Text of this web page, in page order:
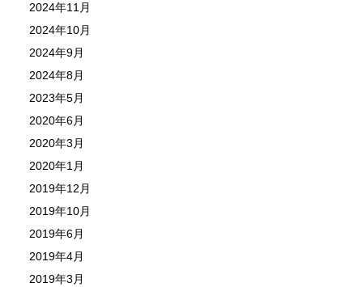
2024年11月
2024年10月
2024年9月
2024年8月
2023年5月
2020年6月
2020年3月
2020年1月
2019年12月
2019年10月
2019年6月
2019年4月
2019年3月